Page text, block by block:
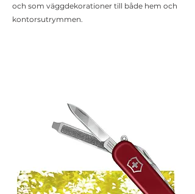
och som väggdekorationer till både hem och
kontorsutrymmen.